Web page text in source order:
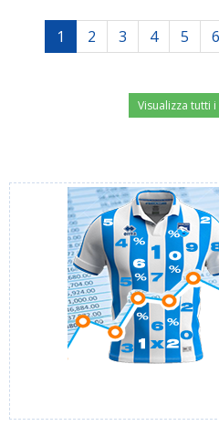
1 2 3 4 5 6
Visualizza tutti